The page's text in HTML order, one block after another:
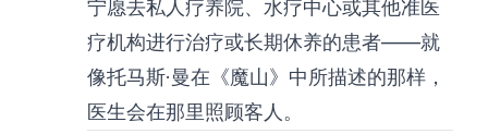
宁愿去私人疗养院、水疗中心或其他准医
疗机构进行治疗或长期休养的患者——就
像托马斯·曼在《魔山》中所描述的那样，
医生会在那里照顾客人。